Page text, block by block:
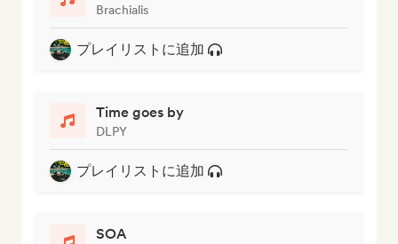
Brachialis
プレイリストに追加
Time goes by
DLPY
プレイリストに追加
SOA